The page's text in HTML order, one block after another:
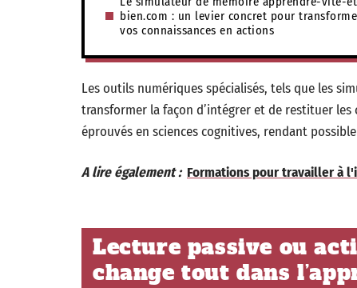
bien.com : un levier concret pour
vos connaissances en actions
Les outils numériques spécialisés, tels que les
transformer la façon d’intégrer et de restituer
éprouvés en sciences cognitives, rendant
A lire également : Formations pour travailler à
Lecture passive ou
change tout dans